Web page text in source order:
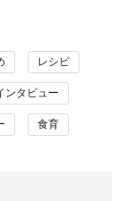
レシピ
ンタビュー
食育